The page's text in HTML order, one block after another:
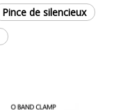
Pince de silencieux